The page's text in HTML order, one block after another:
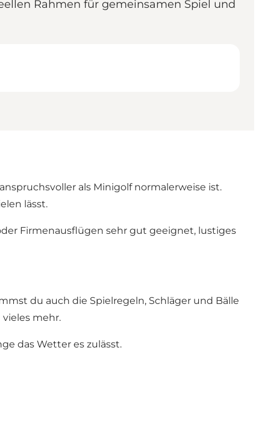
Rahmen für gemeinsamen Spiel und
als Minigolf normalerweise ist.
lässt.
Firmenausflügen sehr gut geeignet, lustiges
du auch die Spielregeln, Schläger und Bälle
mehr.
das Wetter es zulässt.